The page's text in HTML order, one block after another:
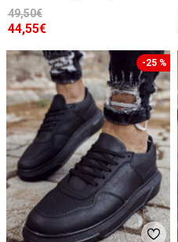
44,55€
49,50€
-25 %